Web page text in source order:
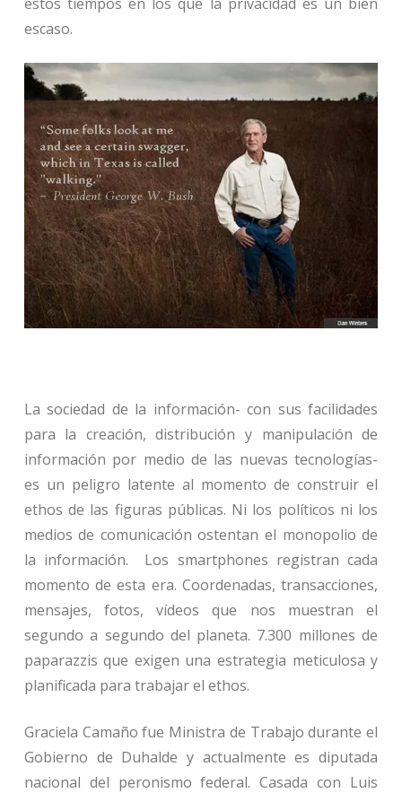
escaso.
La sociedad de la información- con sus facilidades
para la creación, distribución y manipulación de
información por medio de las nuevas tecnologías-
es un peligro latente al momento de construir el
ethos de las figuras públicas. Ni los políticos ni los
medios de comunicación ostentan el monopolio de
la información. Los smartphones registran cada
momento de esta era. Coordenadas, transacciones,
mensajes, fotos, vídeos que nos muestran el
segundo a segundo del planeta. 7.300 millones de
paparazzis que exigen una estrategia meticulosa y
planificada para trabajar el ethos.
Graciela Camaño fue Ministra de Trabajo durante el
Gobierno de Duhalde y actualmente es diputada
nacional del peronismo federal. Casada con Luis